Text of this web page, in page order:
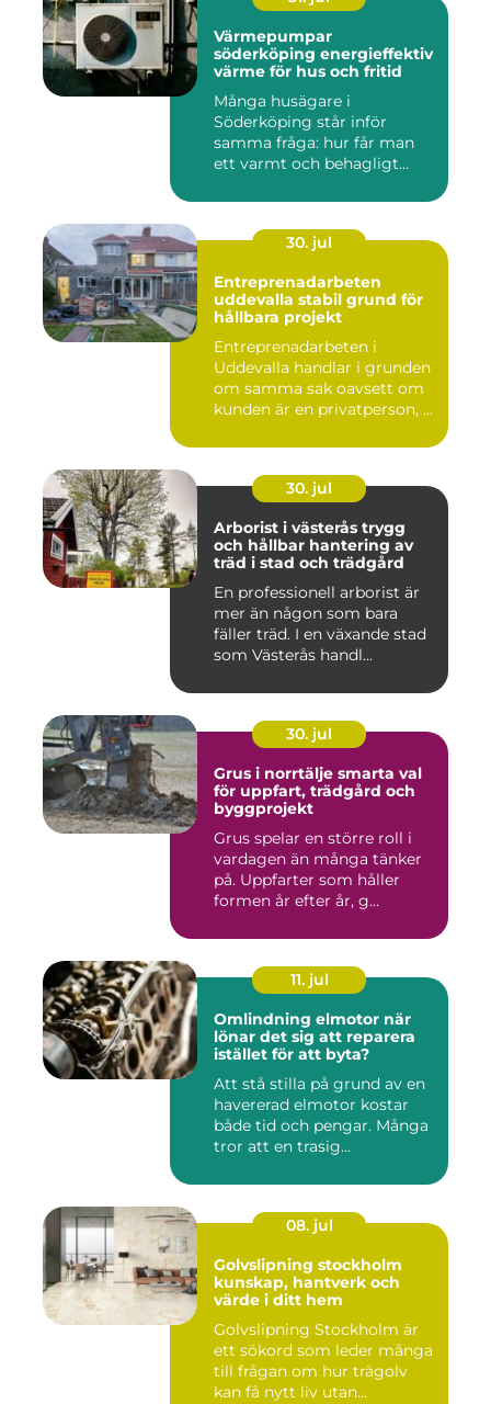
Värmepumpar
söderköping energieffektiv
värme för hus och fritid
Många husägare i
Söderköping står inför
samma fråga: hur får man
ett varmt och behagligt
30. jul
Entreprenadarbeten
uddevalla stabil grund för
hållbara projekt
Entreprenadarbeten i
Uddevalla handlar i grunden
om samma sak oavsett om
kunden är en privatperson, ...
30. jul
Arborist i västerås trygg
och hållbar hantering av
träd i stad och trädgård
En professionell arborist är
mer än någon som bara
fäller träd. I en växande stad
som Västerås handl...
30. jul
Grus i norrtälje smarta val
för uppfart, trädgård och
byggprojekt
Grus spelar en större roll i
vardagen än många tänker
på. Uppfarter som håller
formen år efter år, g...
11. jul
Omlindning elmotor när
lönar det sig att reparera
istället för att byta?
Att stå stilla på grund av en
havererad elmotor kostar
både tid och pengar. Många
tror att en trasig...
08. jul
Golvslipning stockholm
kunskap, hantverk och
värde i ditt hem
Golvslipning Stockholm är
ett sökord som leder många
till frågan om hur trägolv
kan få nytt liv utan...